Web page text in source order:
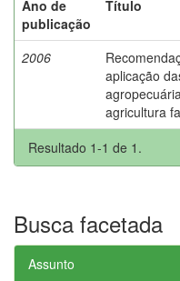
Ano de
publicação
Título
2006
aplicação
agricultura
Resultado 1-1 de 1.
Busca facetada
Assunto